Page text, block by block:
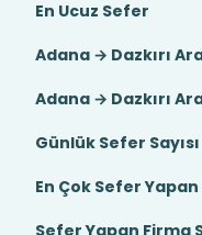
En Ucuz Sefer
Adana → Dazkırı
Adana → Dazkırı
Günlük Sefer Sayısı
En Çok Sefer
Sefer Yapan Firma